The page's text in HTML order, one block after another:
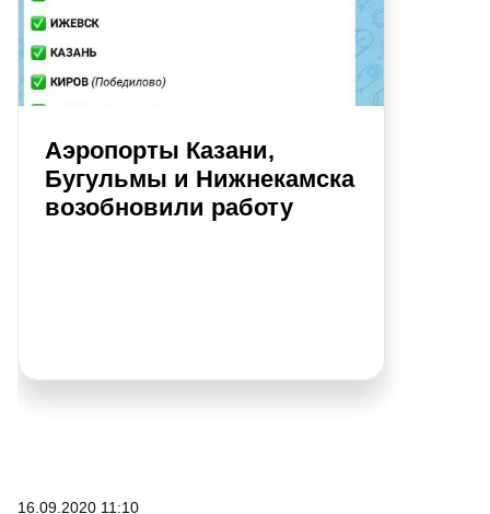
Аэропорты Казани,
Бугульмы и Нижнекамска
возобновили работу
16.09.2020 11:10